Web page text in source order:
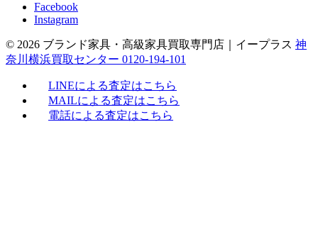
Facebook
Instagram
© 2026 ブランド家具・高級家具買取専門店｜イープラス 神
奈川横浜買取センター 0120-194-101
LINEによる査定はこちら
MAILによる査定はこちら
電話による査定はこちら